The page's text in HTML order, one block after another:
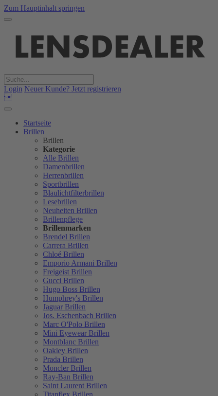
Zum Hauptinhalt springen
Login Neuer Kunde? Jetzt registrieren

Startseite
Brillen
Brillen
Kategorie
Alle Brillen
Damenbrillen
Herrenbrillen
Sportbrillen
Blaulichtfilterbrillen
Lesebrillen
Neuheiten Brillen
Brillenpflege
Brillenmarken
Brendel Brillen
Carrera Brillen
Chloé Brillen
Emporio Armani Brillen
Freigeist Brillen
Gucci Brillen
Hugo Boss Brillen
Humphrey's Brillen
Jaguar Brillen
Jos. Eschenbach Brillen
Marc O'Polo Brillen
Mini Eyewear Brillen
Montblanc Brillen
Oakley Brillen
Prada Brillen
Moncler Brillen
Ray-Ban Brillen
Saint Laurent Brillen
Titanflex Brillen